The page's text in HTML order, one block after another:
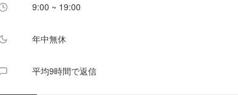
9:00 ~ 19:00
年中無休
平均9時間で返信